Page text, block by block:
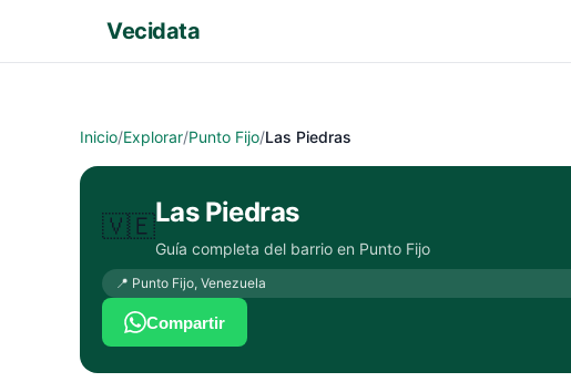
Vecidata
Inicio/Explorar/Punto Fijo/Las Piedras
🇻🇪Las Piedras
Guía completa del barrio en Punto Fijo
📍 Punto Fijo, Venezuela
Compartir